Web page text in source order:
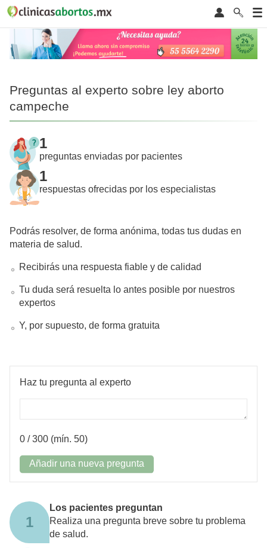
Preguntas al experto sobre ley aborto
campeche
1
preguntas enviadas por pacientes
1
respuestas ofrecidas por los especialistas
Podrás resolver, de forma anónima, todas tus dudas en
materia de salud.
Recibirás una respuesta fiable y de calidad
Tu duda será resuelta lo antes posible por nuestros
expertos
Y, por supuesto, de forma gratuita
Haz tu pregunta al experto
0 / 300 (mín. 50)
Añadir una nueva pregunta
1
Los pacientes preguntan
Realiza una pregunta breve sobre tu problema
de salud.